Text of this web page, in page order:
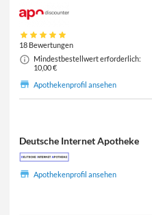
18 Bewertungen
Mindestbestellwert erforderlich:
10,00 €
Apothekenprofil ansehen
Deutsche Internet Apotheke
Apothekenprofil ansehen